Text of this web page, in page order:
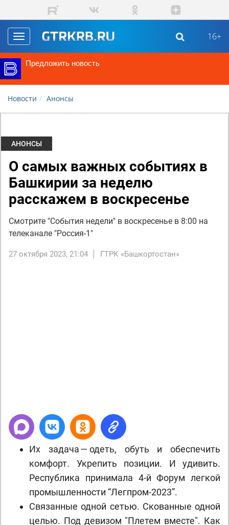
Перейти к основному содержанию
Toggle
navigation
16+
Предложить новость
Новости Анонсы
АНОНСЫ
О самых важных событиях в
Башкирии за неделю
расскажем в воскресенье
Смотрите "События недели" в воскресенье в 8:00 на
телеканале "Россия-1"
27 октября 2023, 21:04 ГТРК «Башкортостан»
Их задача — одеть, обуть и обеспечить
комфорт. Укрепить позиции. И удивить.
Республика принимала 4-й Форум легкой
промышленности “Легпром-2023”.
Связанные одной сетью. Скованные одной
целью. Под девизом "Плетем вместе". Как